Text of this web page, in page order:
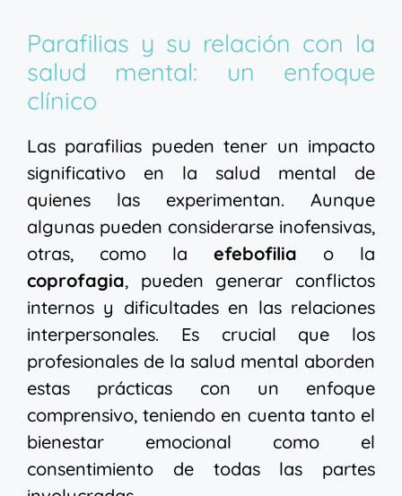
Parafilias y su relación con la
salud mental: un enfoque
clínico
Las parafilias pueden tener un impacto
significativo en la salud mental de
quienes las experimentan. Aunque
algunas pueden considerarse inofensivas,
otras, como la efebofilia o la
coprofagia, pueden generar conflictos
internos y dificultades en las relaciones
interpersonales. Es crucial que los
profesionales de la salud mental aborden
estas prácticas con un enfoque
comprensivo, teniendo en cuenta tanto el
bienestar emocional como el
consentimiento de todas las partes